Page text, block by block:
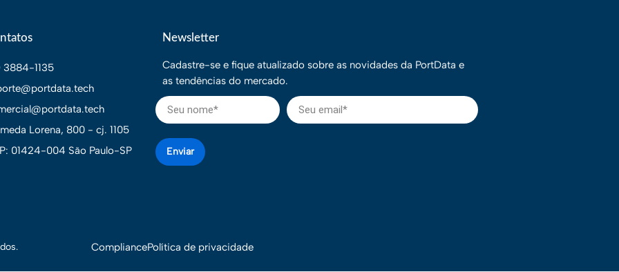
3884-1135
Lorena, 800 - cj. 1105
01424-004 São Paulo-SP
Newsletter
Cadastre-se e fique atualizado sobre as novidades da PortData e
as tendências do mercado.
Enviar
CompliancePolítica de privacidade